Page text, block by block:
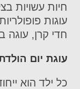
חיות עשויות
עוגות
חדי קרן, עוגה
עוגת יום
כל ילד הוא